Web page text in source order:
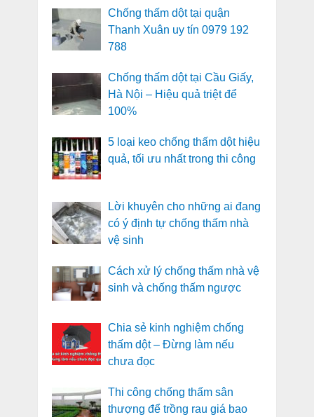
Chống thấm dột tại quận
Thanh Xuân uy tín 0979 192
788
Chống thấm dột tại Cầu Giấy,
Hà Nội – Hiệu quả triệt để
100%
5 loại keo chống thấm dột hiệu
quả, tối ưu nhất trong thi công
Lời khuyên cho những ai đang
có ý định tự chống thấm nhà
vệ sinh
Cách xử lý chống thấm nhà vệ
sinh và chống thấm ngược
Chia sẻ kinh nghiệm chống
thấm dột – Đừng làm nếu
chưa đọc
Thi công chống thấm sân
thượng để trồng rau giá bao